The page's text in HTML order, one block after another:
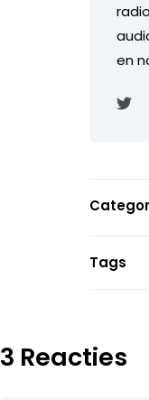
en
Tags
3 Reacties